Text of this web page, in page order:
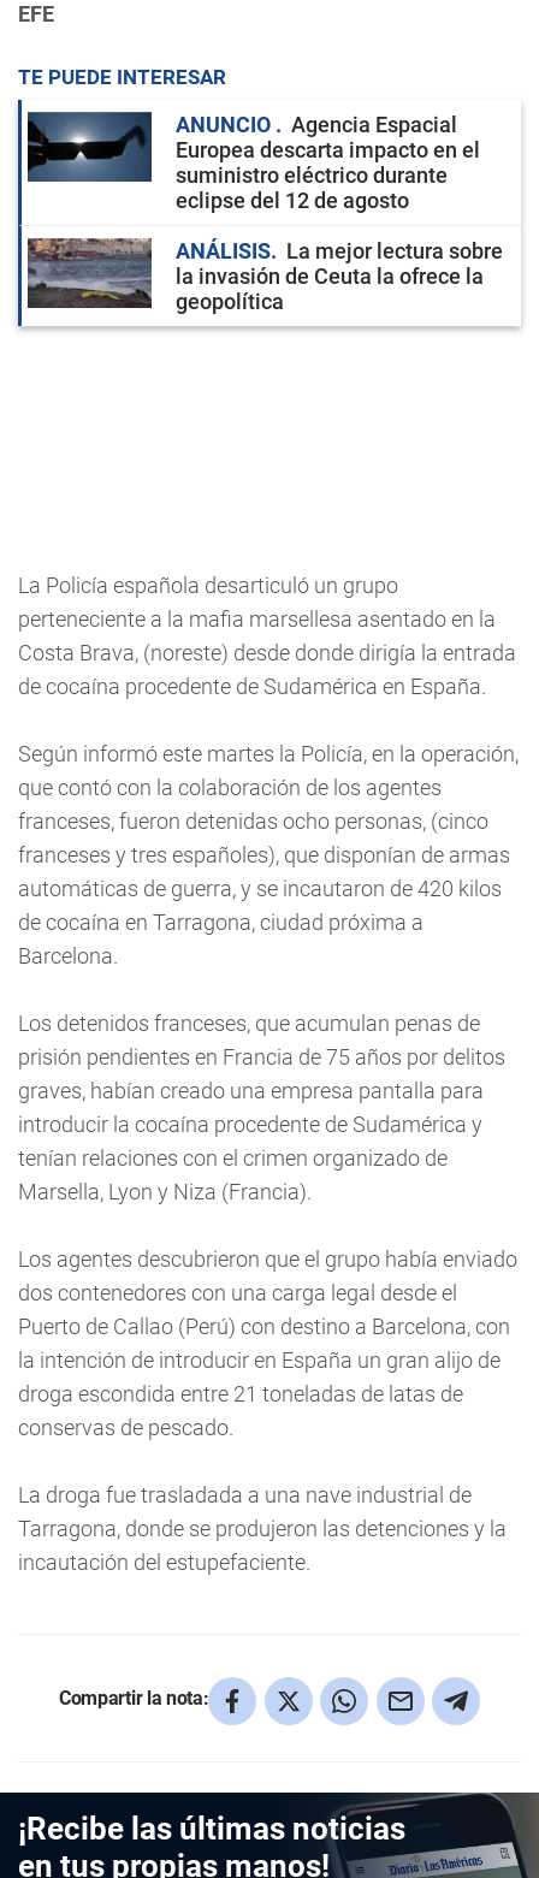
EFE
TE PUEDE INTERESAR
ANUNCIO
Agencia Espacial
Europea descarta impacto en el
suministro eléctrico durante
eclipse del 12 de agosto
ANÁLISIS
La mejor lectura sobre
la invasión de Ceuta la ofrece la
geopolítica
La Policía española desarticuló un grupo
perteneciente a la mafia marsellesa asentado en la
Costa Brava, (noreste) desde donde dirigía la entrada
de cocaína procedente de Sudamérica en España.
Según informó este martes la Policía, en la operación,
que contó con la colaboración de los agentes
franceses, fueron detenidas ocho personas, (cinco
franceses y tres españoles), que disponían de armas
automáticas de guerra, y se incautaron de 420 kilos
de cocaína en Tarragona, ciudad próxima a
Barcelona.
Los detenidos franceses, que acumulan penas de
prisión pendientes en Francia de 75 años por delitos
graves, habían creado una empresa pantalla para
introducir la cocaína procedente de Sudamérica y
tenían relaciones con el crimen organizado de
Marsella, Lyon y Niza (Francia).
Los agentes descubrieron que el grupo había enviado
dos contenedores con una carga legal desde el
Puerto de Callao (Perú) con destino a Barcelona, con
la intención de introducir en España un gran alijo de
droga escondida entre 21 toneladas de latas de
conservas de pescado.
La droga fue trasladada a una nave industrial de
Tarragona, donde se produjeron las detenciones y la
incautación del estupefaciente.
Compartir la nota:
¡Recibe las últimas noticias
en tus propias manos!